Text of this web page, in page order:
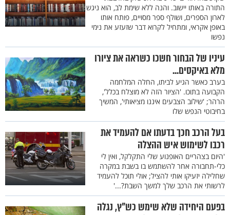
התורה באותו יישוב. והנה ללא שימת לב, הוא ניגש
לארון הספרים, ושולף ספר מסויים, פותח אותו
באופן אקראי, ומתחיל לקרוא דבר שזעזע את נימי
נפשו
עיניו של הבחור חשכו כשראה את ציורו
מלא באיקסים...
בערב כאשר הגיע לביתו, החלה המלחמה
הקבועה בתוכו. 'הציור הזה לא מוצלח בכלל',
הרהר; 'שילוב הצבעים איננו מציאותי', המשיך
בחיבוטי הנפש שלו
בעל הרכב חכך בדעתו אם להעמיד את
רכבו לשימוש איש ההצלה
'היום בצהריים האופנוע שלי התקלקל, ואין לי
כלי-תחבורה אחר להשתמש בו בשבת במקרה
שחלילה יזעיקו אותי להציל; אולי תוכל להעמיד
לרשותי את הרכב שלך למשך השבת?...'
בפעם היחידה שלא שימש כש"ץ, נגלה